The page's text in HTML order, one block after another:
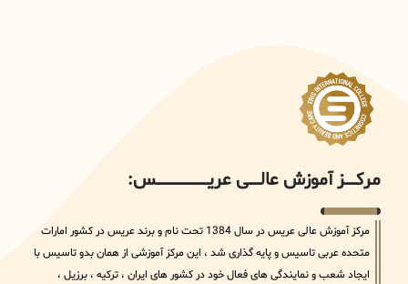
مرکــــــز آموزش عالــــــی عریــــــــــــــــــــــــــــس:
مرکز آموزش عالی عریس در سال 1384 تحت نام و برند عریس در کشور امارات
متحده عربی تاسیس و پایه گذاری شد ، این مرکز آموزشی از همان بدو تاسیس با
ایجاد شعب و نمایندگی های فعال خود در کشور های ایران ، ترکیه ، برزیل ،